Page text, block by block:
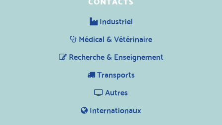
Industriel
Médical & Vétérinaire
Recherche & Enseignement
Transports
Autres
Internationaux